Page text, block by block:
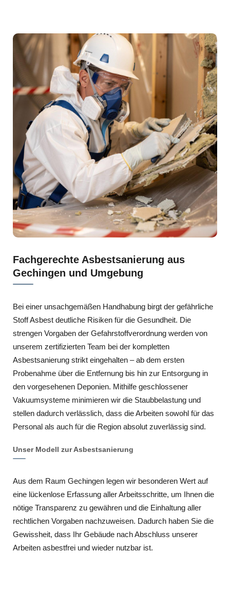
Fachgerechte Asbestsanierung aus
Gechingen und Umgebung
Bei einer unsachgemäßen Handhabung birgt der gefährliche
Stoff Asbest deutliche Risiken für die Gesundheit. Die
strengen Vorgaben der Gefahrstoffverordnung werden von
unserem zertifizierten Team bei der kompletten
Asbestsanierung strikt eingehalten – ab dem ersten
Probenahme über die Entfernung bis hin zur Entsorgung in
den vorgesehenen Deponien. Mithilfe geschlossener
Vakuumsysteme minimieren wir die Staubbelastung und
stellen dadurch verlässlich, dass die Arbeiten sowohl für das
Personal als auch für die Region absolut zuverlässig sind.
Unser Modell zur Asbestsanierung
Aus dem Raum Gechingen legen wir besonderen Wert auf
eine lückenlose Erfassung aller Arbeitsschritte, um Ihnen die
nötige Transparenz zu gewähren und die Einhaltung aller
rechtlichen Vorgaben nachzuweisen. Dadurch haben Sie die
Gewissheit, dass Ihr Gebäude nach Abschluss unserer
Arbeiten asbestfrei und wieder nutzbar ist.